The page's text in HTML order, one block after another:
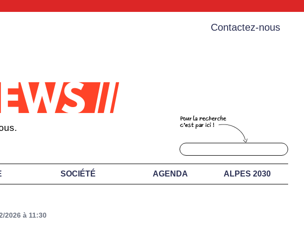
Contactez-nous
SOCIÉTÉ AGENDA ALPES 2030
2026 à 11:30